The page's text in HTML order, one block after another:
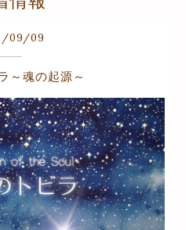
/09/09
～魂の起源～